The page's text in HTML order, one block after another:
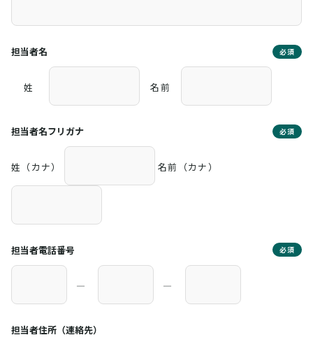
担当者名 必須
姓 名前
担当者名フリガナ 必須
姓（カナ） 名前（カナ）
担当者電話番号 必須
― ―
担当者住所（連絡先）